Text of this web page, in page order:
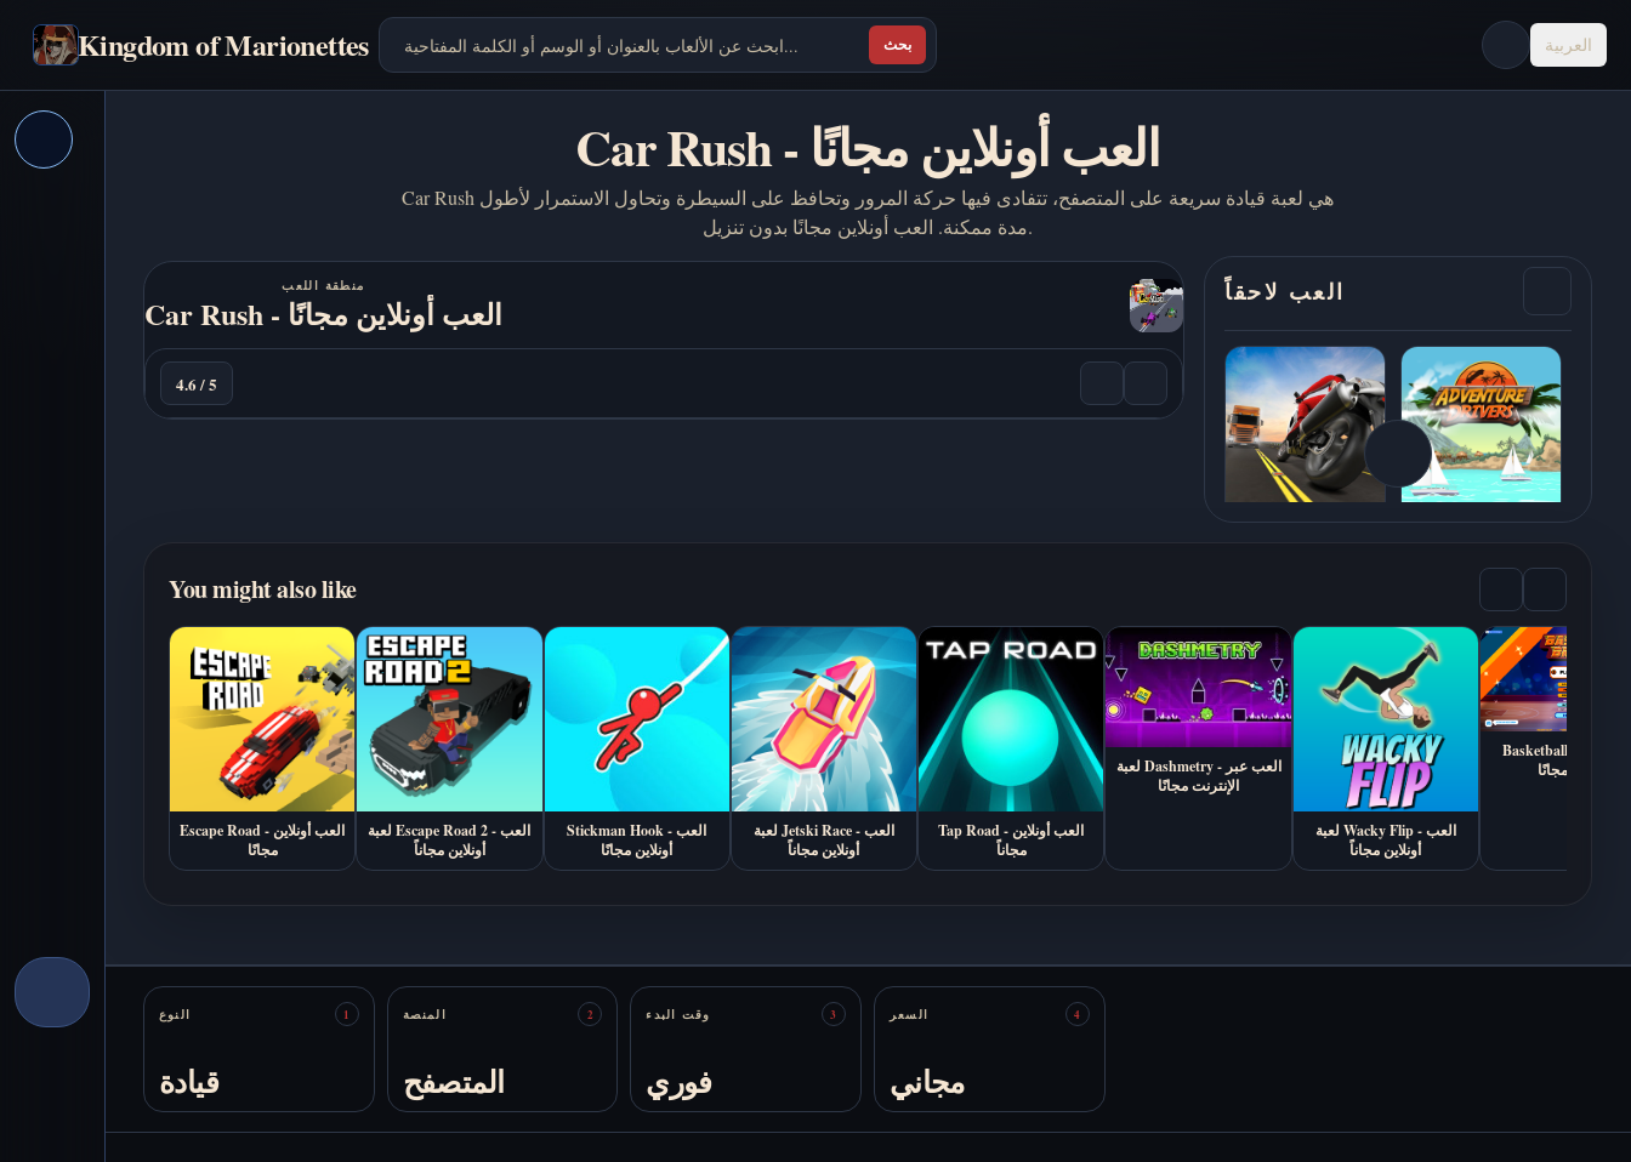
Kingdom of Marionettes بحث العربية
Car Rush - العب أونلاين مجانًا
Car Rush هي لعبة قيادة سريعة على المتصفح، تتفادى فيها حركة المرور وتحافظ على السيطرة وتحاول الاستمرار لأطول
مدة ممكنة. العب أونلاين مجانًا بدون تنزيل.
العب
الآن
منطقة اللعب
Car Rush - العب أونلاين مجانًا
4.6 / 5
العب لاحقاً
لعبة Traffic Road -
Adventure Drivers -
Hanger - العب أونلاين
Traffic Control - العب
You might also like
Escape Road - العب أونلاين
مجانًا
لعبة Escape Road 2 - العب
أونلاين مجاناً
Stickman Hook - العب
أونلاين مجانًا
لعبة Jetski Race - العب
أونلاين مجاناً
Tap Road - العب أونلاين
مجاناً
لعبة Dashmetry - العب عبر
الإنترنت مجانًا
لعبة Wacky Flip - العب
أونلاين مجاناً
Basketball Bros - العب
أونلاين مجانًا
Stats
النوع 1
قيادة
المنصة 2
المتصفح
وقت البدء 3
فوري
السعر 4
مجاني